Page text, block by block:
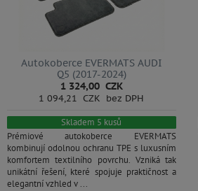
Autokoberce EVERMATS AUDI
Q5 (2017-2024)
1 324,00 CZK
1 094,21 CZK bez DPH
Skladem 5 kusů
Prémiové autokoberce EVERMATS
kombinují odolnou ochranu TPE s luxusním
komfortem textilního povrchu. Vzniká tak
unikátní řešení, které spojuje praktičnost a
elegantní vzhled v ...